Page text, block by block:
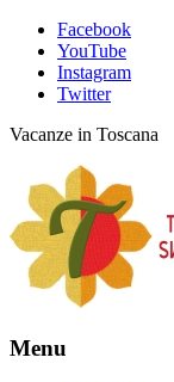
Facebook
YouTube
Instagram
Twitter
Vacanze in Toscana
Menu